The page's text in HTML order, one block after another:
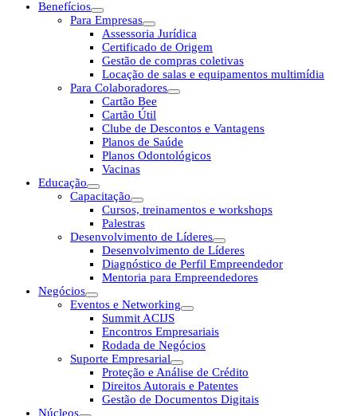
Benefícios
Para Empresas
Assessoria Jurídica
Certificado de Origem
Gestão de compras coletivas
Locação de salas e equipamentos multimídia
Para Colaboradores
Cartão Bee
Cartão Útil
Clube de Descontos e Vantagens
Planos de Saúde
Planos Odontológicos
Vacinas
Educação
Capacitação
Cursos, treinamentos e workshops
Palestras
Desenvolvimento de Líderes
Desenvolvimento de Líderes
Diagnóstico de Perfil Empreendedor
Mentoria para Empreendedores
Negócios
Eventos e Networking
Summit ACIJS
Encontros Empresariais
Rodada de Negócios
Suporte Empresarial
Proteção e Análise de Crédito
Direitos Autorais e Patentes
Gestão de Documentos Digitais
Núcleos